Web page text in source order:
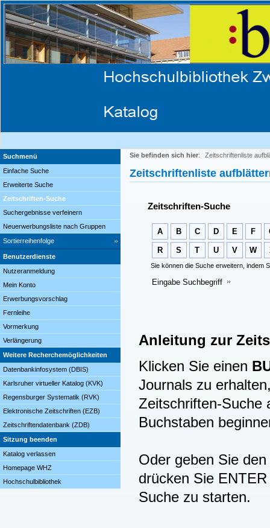
Suchmenü
Einfache Suche
Erweiterte Suche
Zeitschriften-Suche
Suchergebnisse verfeinern
Neuerwerbungsliste nach Gruppen
Sortierreihenfolge
Benutzerdienste
Nutzeranmeldung
Mein Konto
Erwerbungsvorschlag
Fernleihe
Vormerkung
Verlängerung
Weitere Recherchemöglichkeiten
Datenbankinfosystem (DBIS)
Karlsruher virtueller Katalog (KVK)
Regensburger Systematik (RVK)
Elektronische Zeitschriften (EZB)
Zeitschriftendatenbank (ZDB)
Sitzung beenden
Katalog verlassen
Homepage WHZ
Hochschulbibliothek
Sie befinden sich hier: Zeitschriftenliste
Zeitschriftenliste
Zeitschriften-Suche
A B C D E F
R S T U V W
Sie können die Suche erweitern, indem
Eingabe Suchbegriff
Anleitung zur
Klicken Sie einen
Journals zu
Zeitschriften-Suche
Buchstaben
Oder geben Sie
drücken Sie
Suche zu starten.